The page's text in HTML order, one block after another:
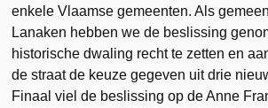
enkele Vlaamse gemeenten. Als
Lanaken hebben we de beslissing
historische dwaling recht te zetten en
de straat de keuze gegeven uit drie
Finaal viel de beslissing op de Anne